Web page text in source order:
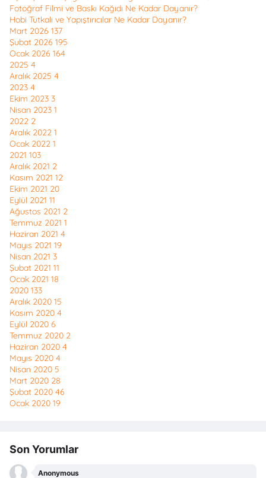
Fotoğraf Filmi ve Baskı Kağıdı Ne Kadar Dayanır?
Hobi Tutkalı ve Yapıştırıcılar Ne Kadar Dayanır?
Mart 2026 137
Şubat 2026 195
Ocak 2026 164
2025 4
Aralık 2025 4
2023 4
Ekim 2023 3
Nisan 2023 1
2022 2
Aralık 2022 1
Ocak 2022 1
2021 103
Aralık 2021 2
Kasım 2021 12
Ekim 2021 20
Eylül 2021 11
Ağustos 2021 2
Temmuz 2021 1
Haziran 2021 4
Mayıs 2021 19
Nisan 2021 3
Şubat 2021 11
Ocak 2021 18
2020 133
Aralık 2020 15
Kasım 2020 4
Eylül 2020 6
Temmuz 2020 2
Haziran 2020 4
Mayıs 2020 4
Nisan 2020 5
Mart 2020 28
Şubat 2020 46
Ocak 2020 19
Son Yorumlar
Anonymous